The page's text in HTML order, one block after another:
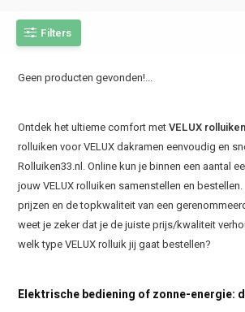
Filters
Geen producten gevonden!...
Ontdek het ultieme comfort metVELUX
rolluiken voor VELUX dakramen eenvoudig en
Rolluiken33.nl. Online kun je binnen een aantal
jouw VELUX rolluiken samenstellen en
prijzen en de topkwaliteit van een
weet je zeker dat je de juiste prijs/kwaliteit
welk type VELUX rolluik jij gaat bestellen?
Elektrische bediening of zonne-energie: